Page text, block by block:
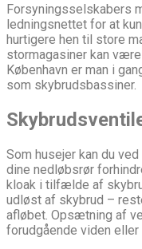
Forsyningsselskabers
ledningsnettet for at
hurtigere hen til store
stormagasiner kan
København er man i
som skybrudsbassiner.
Som husejer kan du
dine nedløbsrør
kloak i tilfælde af
udløst af skybrud –
afløbet. Opsætning af
forudgående viden eller